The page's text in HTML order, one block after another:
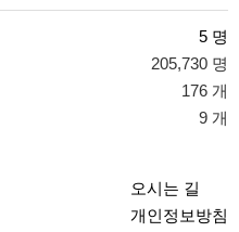
5 명
205,730 명
176 개
9 개
오시는 길
개인정보방침